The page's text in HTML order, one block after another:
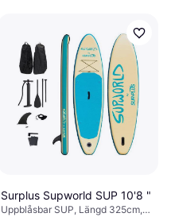
Surplus Supworld SUP 10'8 "
Uppblåsbar SUP, Längd 325cm,